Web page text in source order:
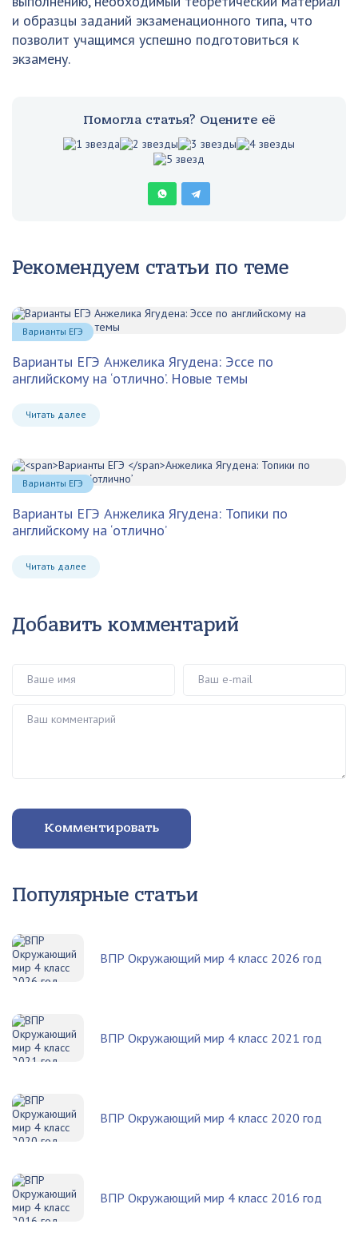
и образцы заданий экзаменационного типа, что
позволит учащимся успешно подготовиться к
экзамену.
Помогла статья? Оцените её
Рекомендуем статьи по теме
Варианты ЕГЭ Анжелика Ягудена: Эссе по
английскому на ‘отлично’. Новые темы
Читать далее
Варианты ЕГЭ
Варианты ЕГЭ Анжелика Ягудена: Топики по
английскому на ‘отлично’
Читать далее
Варианты ЕГЭ
Добавить комментарий
Комментировать
Популярные статьи
ВПР Окружающий мир 4 класс 2026 год
ВПР Окружающий мир 4 класс 2021 год
ВПР Окружающий мир 4 класс 2020 год
ВПР Окружающий мир 4 класс 2016 год